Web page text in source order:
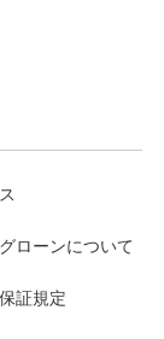
ローンについて
証規定